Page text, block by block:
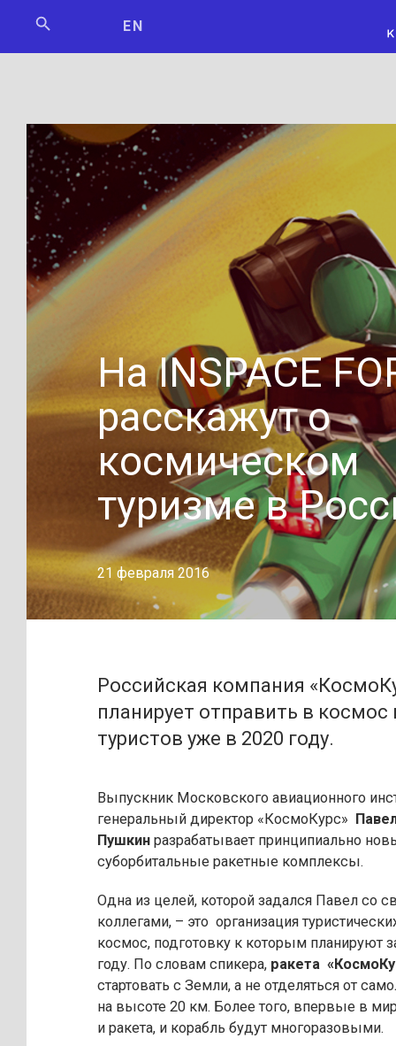
EN
На INSPACE
расскажут о
космическом
туризме в
21 февраля 2016
Российская компания
планирует отправить в космос
туристов уже в 2020 году.
Выпускник Московского авиационного
генеральный директор «КосмоКурс»
Пушкин разрабатывает принципиально
суборбитальные ракетные комплексы.
Одна из целей, которой задался Павел со
коллегами, – это организация
космос, подготовку к которым планируют
году. По словам спикера, ракета
стартовать с Земли, а не отделяться от
на высоте 20 км. Более того, впервые в
и ракета, и корабль будут многоразовыми.